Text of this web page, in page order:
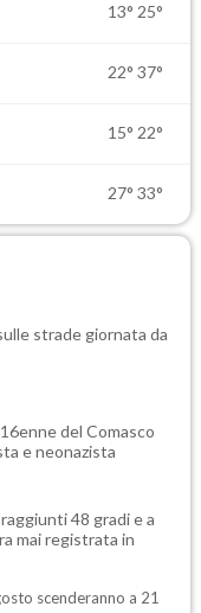
13° 25°
22° 37°
15° 22°
27° 33°
strade giornata da
del Comasco
e neonazista
48 gradi e a
mai registrata in
scenderanno a 21